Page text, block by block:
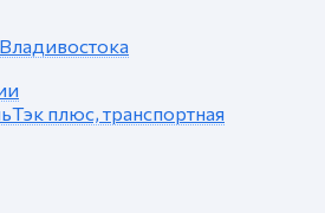
плюс, транспортная